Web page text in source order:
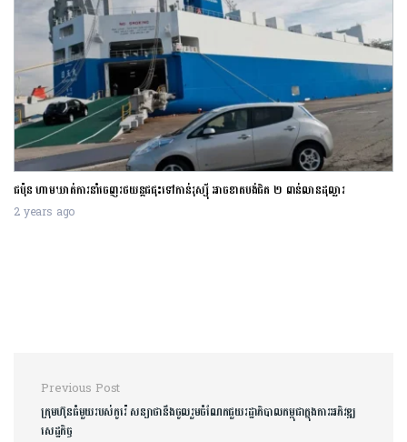
ជប៉ុន ហាមឃាត់ការនាំចេញរថយន្តជជុះទៅកាន់រុស្ស៊ី អាចខាតបង់ជិត ២ ពាន់លានដុល្លារ
2 years ago
Post navigation
Previous Post
ក្រុមហ៊ុនធំមួយរបស់​​កូរ៉េ​ ​សន្យាថានឹង​ចូលរួ​មចំណែក​ជួយរដ្ឋាភិបាលកម្ពុជាក្នុងការអភិវឌ្ឍ​
សេដ្ឋកិច្ច​